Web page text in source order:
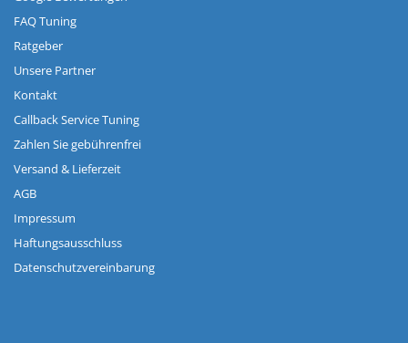
FAQ Tuning
Ratgeber
Unsere Partner
Kontakt
Callback Service Tuning
Zahlen Sie gebührenfrei
Versand & Lieferzeit
AGB
Impressum
Haftungsausschluss
Datenschutzvereinbarung